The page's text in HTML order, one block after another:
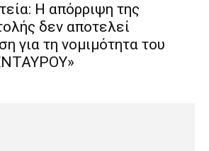
Η απόρριψη της
δεν αποτελεί
για τη νομιμότητα του